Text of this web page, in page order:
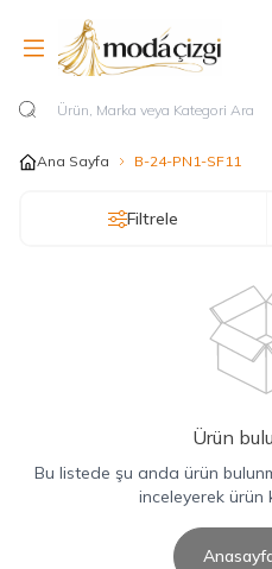
Ana Sayfa B-24-PN1-SF11
Filtrele
Ürün
Bu listede şu anda ürün
inceleyerek ürün